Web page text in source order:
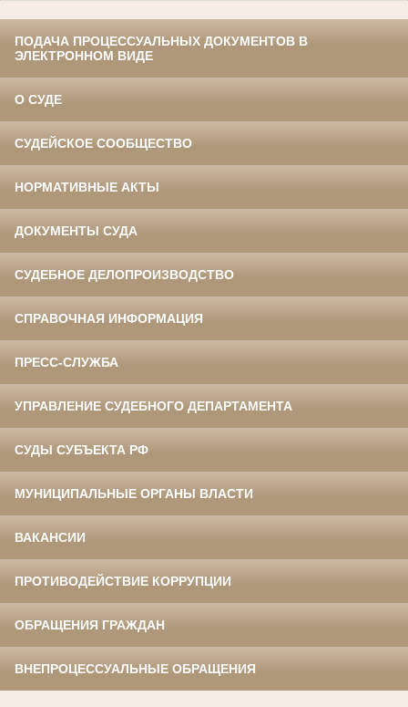
ПОДАЧА ПРОЦЕССУАЛЬНЫХ ДОКУМЕНТОВ В
ЭЛЕКТРОННОМ ВИДЕ
О СУДЕ
СУДЕЙСКОЕ СООБЩЕСТВО
НОРМАТИВНЫЕ АКТЫ
ДОКУМЕНТЫ СУДА
СУДЕБНОЕ ДЕЛОПРОИЗВОДСТВО
СПРАВОЧНАЯ ИНФОРМАЦИЯ
ПРЕСС-СЛУЖБА
УПРАВЛЕНИЕ СУДЕБНОГО ДЕПАРТАМЕНТА
СУДЫ СУБЪЕКТА РФ
МУНИЦИПАЛЬНЫЕ ОРГАНЫ ВЛАСТИ
ВАКАНСИИ
ПРОТИВОДЕЙСТВИЕ КОРРУПЦИИ
ОБРАЩЕНИЯ ГРАЖДАН
ВНЕПРОЦЕССУАЛЬНЫЕ ОБРАЩЕНИЯ